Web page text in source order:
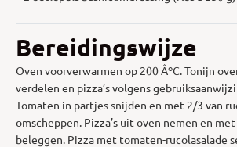
Bereidingswijze
Oven voorverwarmen op 200 ÂºC. Tonijn
verdelen en pizza’s volgens
Tomaten in partjes snijden en met 2/3 van
omscheppen. Pizza’s uit oven nemen en
beleggen. Pizza met tomaten-rucolasalade